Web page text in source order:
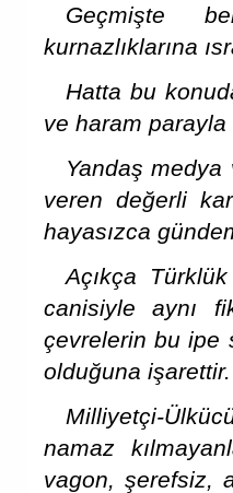
Geçmişte
kurnazlıklarına
Hatta bu
ve haram parayla
Yandaş
veren değerli
hayasızca
Açıkça
canisiyle aynı
çevrelerin bu ipe
olduğuna işarettir.
Milliyetçi-
namaz
vagon, şerefsiz,